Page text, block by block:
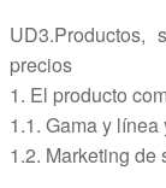
precios
1. El producto
1.1. Gama y línea
1.2. Marketing de